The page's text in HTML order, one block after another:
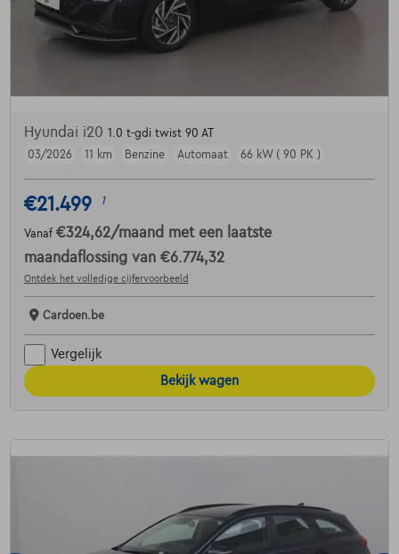
Hyundai i20 1.0 t-gdi twist 90 AT
03/2026
11 km Benzine Automaat 66 kW ( 90 PK )
€21.499 1
Vanaf €324,62/maand met een laatste
maandaflossing van €6.774,32
Ontdek het volledige cijfervoorbeeld
Cardoen.be
Vergelijk
Bekijk wagen